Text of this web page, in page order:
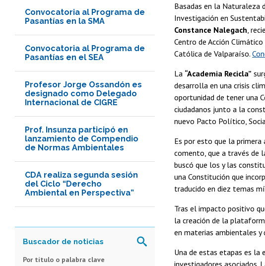
Convocatoria al Programa de
Pasantías en la SMA
Convocatoria al Programa de
Pasantías en el SEA
Profesor Jorge Ossandón es
designado como Delegado
Internacional de CIGRE
Prof. Insunza participó en
lanzamiento de Compendio
de Normas Ambientales
CDA realiza segunda sesión
del Ciclo “Derecho
Ambiental en Perspectiva”
Basadas en la Naturaleza
Investigación en
Constance Nalegach ,
Centro de Acción Climático
Católica de Valparaíso.
La “Academia Recicla”
desarrolla en una crisis
oportunidad de tener una
ciudadanos junto a la
nuevo Pacto Político,
Es por esto que la
comento, que a través de
buscó que los y las
una Constitución que
traducido en diez temas
Tras el impacto positivo
la creación de la
en materias ambientales y
Una de estas etapas es la
investigadores asociados.
Por título o palabra clave